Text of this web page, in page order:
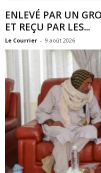
ENLEVÉ PAR UN
ET REÇU PAR LES...
Le Courrier - 9 août 2026